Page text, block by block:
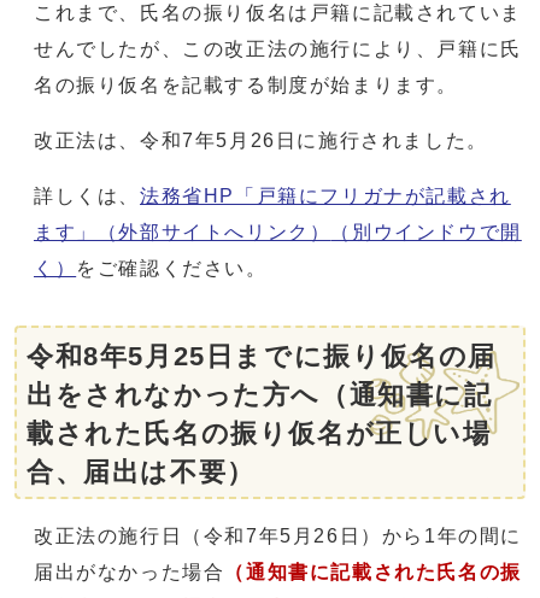
これまで、氏名の振り仮名は戸籍に記載されていま
せんでしたが、この改正法の施行により、戸籍に氏
名の振り仮名を記載する制度が始まります。
改正法は、令和7年5月26日に施行されました。
詳しくは、 法務省HP「戸籍にフリガナが記載され
ます」（外部サイトへリンク）
（別ウインドウで開
く）
をご確認ください。
令和8年5月25日までに振り仮名の届
出をされなかった方へ（通知書に記
載された氏名の振り仮名が正しい場
合、届出は不要）
改正法の施行日（令和7年5月26日）から1年の間に
届出がなかった場合
（通知書に記載された氏名の振